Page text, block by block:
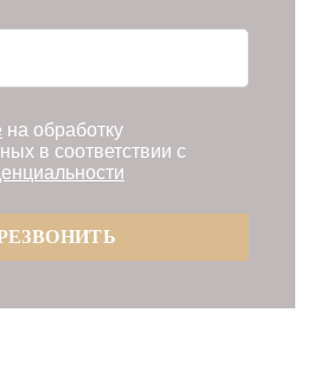
на обработку
в соответствии с